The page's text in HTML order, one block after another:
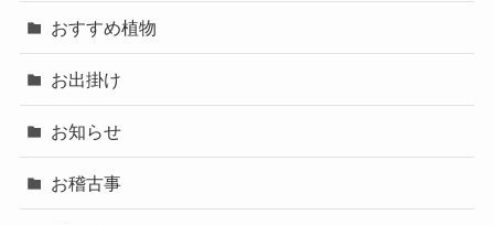
おすすめ植物
お出掛け
お知らせ
お稽古事